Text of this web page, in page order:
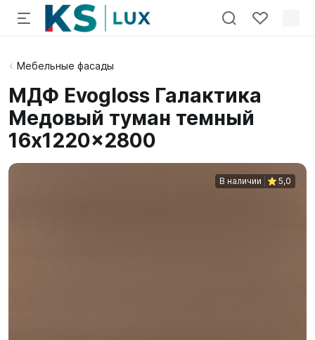
Мебельные фасады
МДФ Evogloss Галактика
Медовый туман темный
16x1220x2800
В наличии 5,0